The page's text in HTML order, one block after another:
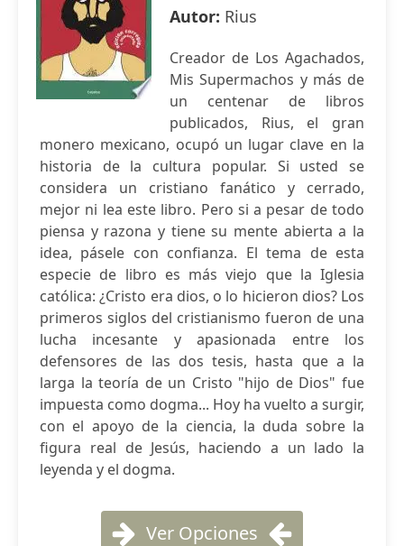
Autor: Rius
Creador de Los Agachados,
Mis Supermachos y más de
un centenar de libros
publicados, Rius, el gran
monero mexicano, ocupó un lugar clave en la
historia de la cultura popular. Si usted se
considera un cristiano fanático y cerrado,
mejor ni lea este libro. Pero si a pesar de todo
piensa y razona y tiene su mente abierta a la
idea, pásele con confianza. El tema de esta
especie de libro es más viejo que la Iglesia
católica: ¿Cristo era dios, o lo hicieron dios? Los
primeros siglos del cristianismo fueron de una
lucha incesante y apasionada entre los
defensores de las dos tesis, hasta que a la
larga la teoría de un Cristo "hijo de Dios" fue
impuesta como dogma... Hoy ha vuelto a surgir,
con el apoyo de la ciencia, la duda sobre la
figura real de Jesús, haciendo a un lado la
leyenda y el dogma.
Ver Opciones